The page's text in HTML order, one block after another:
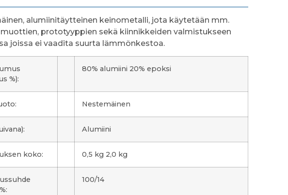
alumiinitäytteinen keinometalli, jota käytetään mm.
muottien, prototyyppien sekä kiinnikkeiden valmistukseen
joissa ei vaadita suurta lämmönkestoa.
%):
80% alumiini 20% epoksi
Nestemäinen
Alumiini
koko: 0,5 kg 2,0 kg
100/14